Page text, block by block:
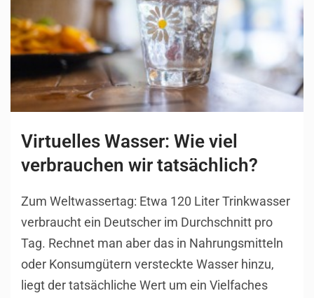
Virtuelles Wasser: Wie viel
verbrauchen wir tatsächlich?
Zum Weltwassertag: Etwa 120 Liter Trinkwasser
verbraucht ein Deutscher im Durchschnitt pro
Tag. Rechnet man aber das in Nahrungsmitteln
oder Konsumgütern versteckte Wasser hinzu,
liegt der tatsächliche Wert um ein Vielfaches